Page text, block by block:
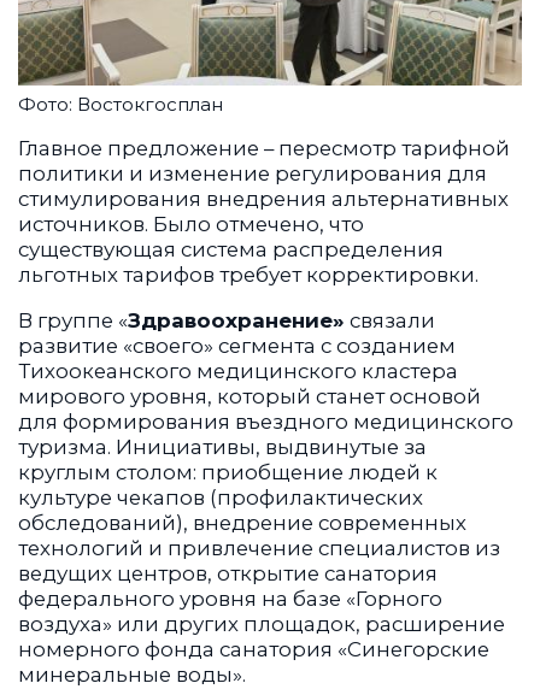
Фото: Востокгосплан
Главное предложение – пересмотр тарифной
политики и изменение регулирования для
стимулирования внедрения альтернативных
источников. Было отмечено, что
существующая система распределения
льготных тарифов требует корректировки.
В группе «Здравоохранение» связали
развитие «своего» сегмента с созданием
Тихоокеанского медицинского кластера
мирового уровня, который станет основой
для формирования въездного медицинского
туризма. Инициативы, выдвинутые за
круглым столом: приобщение людей к
культуре чекапов (профилактических
обследований), внедрение современных
технологий и привлечение специалистов из
ведущих центров, открытие санатория
федерального уровня на базе «Горного
воздуха» или других площадок, расширение
номерного фонда санатория «Синегорские
минеральные воды».